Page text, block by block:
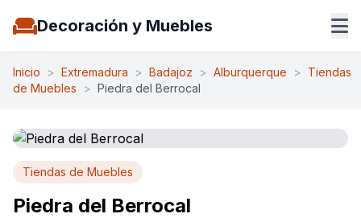
Decoración y Muebles
Inicio > Extremadura > Badajoz > Alburquerque > Tiendas
de Muebles
> Piedra del Berrocal
Tiendas de Muebles
Piedra del Berrocal